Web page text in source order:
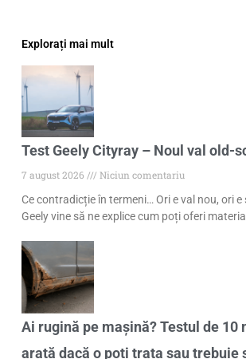
Explorați mai mult
Test Geely Cityray – Noul val old-
7 august 2026
Niciun comentariu
Ce contradicție în termeni… Ori e val nou, ori e
Geely vine să ne explice cum poți oferi
Ai rugină pe mașină? Testul de 10
arată dacă o poți trata sau trebuie